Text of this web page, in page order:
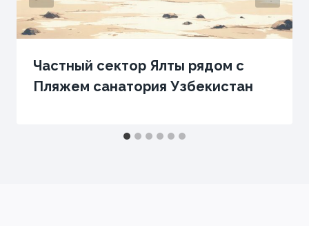
Частный сектор Ялты рядом с
Пляжем санатория Узбекистан